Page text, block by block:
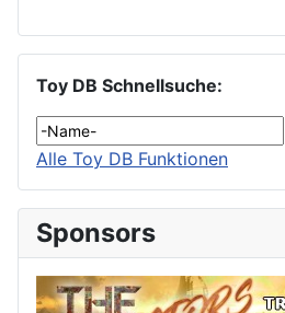
Toy DB Schnellsuche:
Alle Toy DB Funktionen
Sponsors